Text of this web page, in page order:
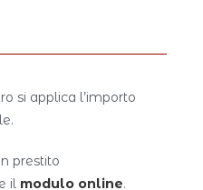
si applica l’importo
prestito
il modulo online.